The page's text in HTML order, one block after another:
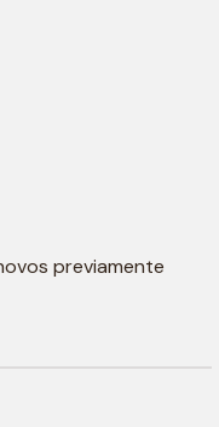
previamente